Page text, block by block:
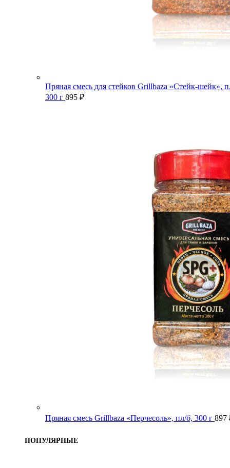
Пряная смесь для стейков Grillbaza «Стейк-шейк»,
300 г 895 ₽
Пряная смесь Grillbaza «Перчесоль», пл/б, 300 г 897
ПОПУЛЯРНЫЕ